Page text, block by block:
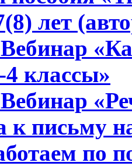
лет
4 классы»
к письму
по